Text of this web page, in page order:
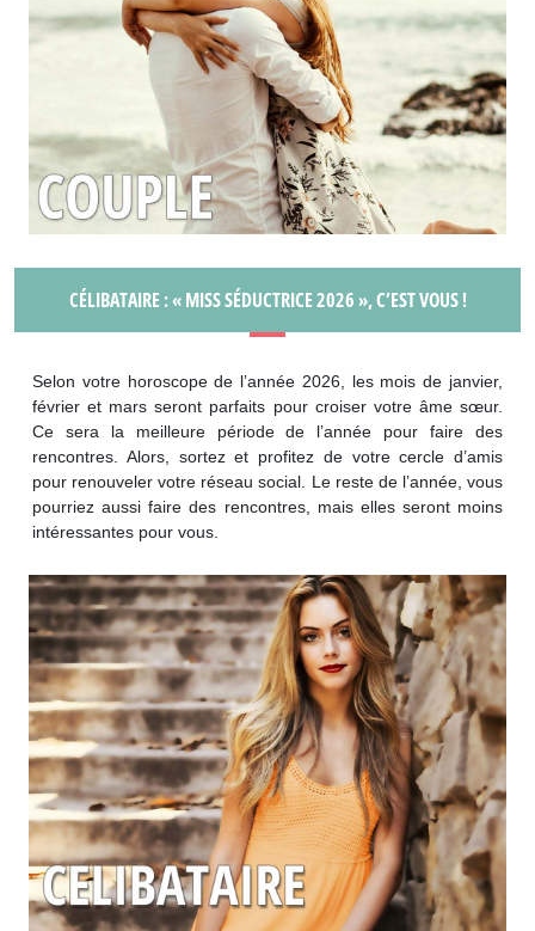
CÉLIBATAIRE : « MISS SÉDUCTRICE 2026 », C’EST VOUS !
Selon votre horoscope de l’année 2026, les mois de janvier,
février et mars seront parfaits pour croiser votre âme sœur.
Ce sera la meilleure période de l’année pour faire des
rencontres. Alors, sortez et profitez de votre cercle d’amis
pour renouveler votre réseau social. Le reste de l’année, vous
pourriez aussi faire des rencontres, mais elles seront moins
intéressantes pour vous.